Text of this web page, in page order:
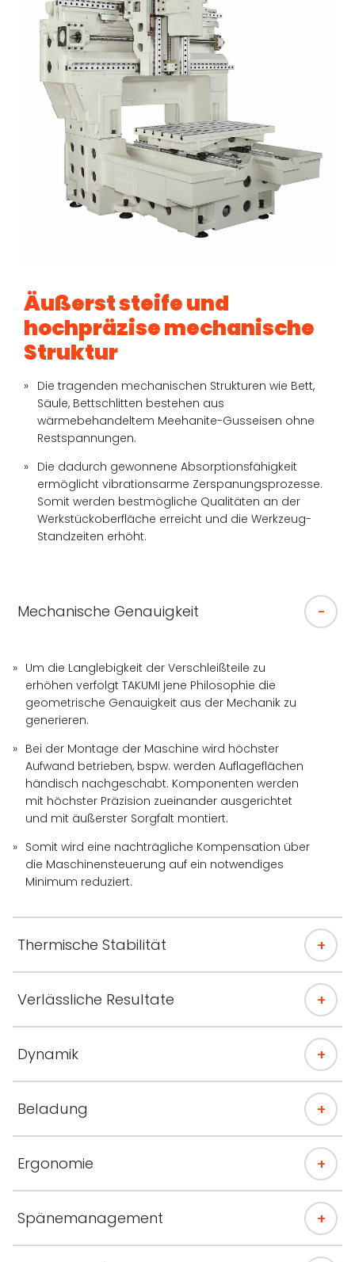
Äußerst steife und
hochpräzise mechanische
Struktur
Die tragenden mechanischen Strukturen wie Bett,
Säule, Bettschlitten bestehen aus
wärmebehandeltem Meehanite-Gusseisen ohne
Restspannungen.
Die dadurch gewonnene Absorptionsfähigkeit
ermöglicht vibrationsarme Zerspanungsprozesse.
Somit werden bestmögliche Qualitäten an der
Werkstückoberfläche erreicht und die Werkzeug-
Standzeiten erhöht.
Mechanische Genauigkeit
Um die Langlebigkeit der Verschleißteile zu
erhöhen verfolgt TAKUMI jene Philosophie die
geometrische Genauigkeit aus der Mechanik zu
generieren.
Bei der Montage der Maschine wird höchster
Aufwand betrieben, bspw. werden Auflageflächen
händisch nachgeschabt. Komponenten werden
mit höchster Präzision zueinander ausgerichtet
und mit äußerster Sorgfalt montiert.
Somit wird eine nachträgliche Kompensation über
die Maschinensteuerung auf ein notwendiges
Minimum reduziert.
Thermische Stabilität
Verlässliche Resultate
Dynamik
Beladung
Ergonomie
Spänemanagement